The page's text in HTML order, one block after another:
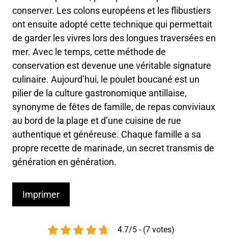
conserver. Les colons européens et les flibustiers
ont ensuite adopté cette technique qui permettait
de garder les vivres lors des longues traversées en
mer. Avec le temps, cette méthode de
conservation est devenue une véritable signature
culinaire. Aujourd’hui, le poulet boucané est un
pilier de la culture gastronomique antillaise,
synonyme de fêtes de famille, de repas conviviaux
au bord de la plage et d’une cuisine de rue
authentique et généreuse. Chaque famille a sa
propre recette de marinade, un secret transmis de
génération en génération.
Imprimer
4.7/5 - (7 votes)